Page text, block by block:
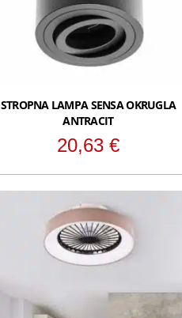
STROPNA LAMPA SENSA OKRUGLA
ANTRACIT
20,63€